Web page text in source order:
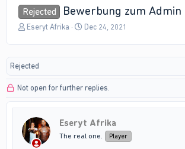
Rejected Bewerbung zum Admin
T
a
s
t
r
t
e
Eseryt Afrika
S
a
t
Dec 24, 2021
Rejected
Not open for further replies.
Eseryt Afrika
The real one. Player